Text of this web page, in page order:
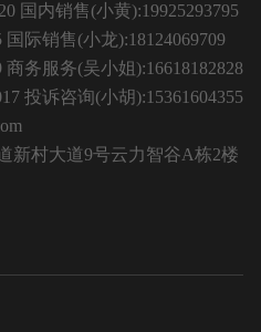
国内销售(小黄):19925293795
国际销售(小龙):18124069709
务服务(吴小姐):16618182828
投诉咨询(小胡):15361604355
新村大道9号云力智谷A栋2楼